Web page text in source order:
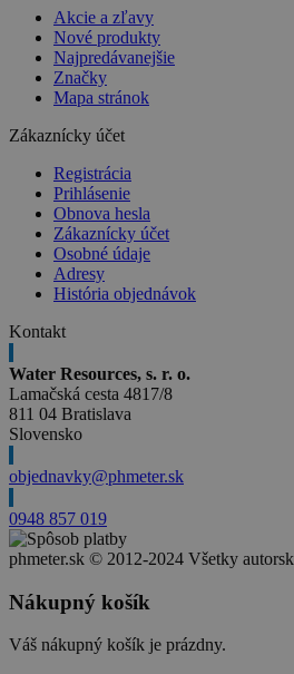
Akcie a zľavy
Nové produkty
Najpredávanejšie
Značky
Mapa stránok
Zákaznícky účet
Registrácia
Prihlásenie
Obnova hesla
Zákaznícky účet
Osobné údaje
Adresy
História objednávok
Kontakt
Water Resources, s. r. o.
Lamačská cesta 4817/8
811 04 Bratislava
Slovensko
objednavky@phmeter.sk
0948 857 019
phmeter.sk © 2012-2024 Všetky
Nákupný košík
Váš nákupný košík je prázdny.